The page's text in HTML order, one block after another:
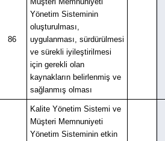
86
Yönetim Sisteminin
oluşturulması,
uygulanması, sürdürülmesi
ve sürekli iyileştirilmesi
için gerekli olan
kaynakların belirlenmiş ve
sağlanmış olması
Kalite Yönetim Sistemi ve
Müşteri Memnuniyeti
Yönetim Sisteminin etkin